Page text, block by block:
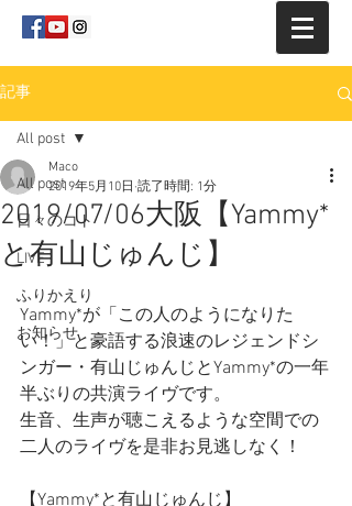
記事
All post
日々のコト
LIVE
ふりかえり
お知らせ
All post
2019/07/06大阪【Yammy*
と有山じゅんじ】
Maco
2019年5月10日 読了時間: 1分
Yammy*が「この人のようになりた
い！」と豪語する浪速のレジェンドシ
ンガー・有山じゅんじとYammy*の一年
半ぶりの共演ライヴです。
生音、生声が聴こえるような空間での
二人のライヴを是非お見逃しなく！
【Yammy*と有山じゅんじ】